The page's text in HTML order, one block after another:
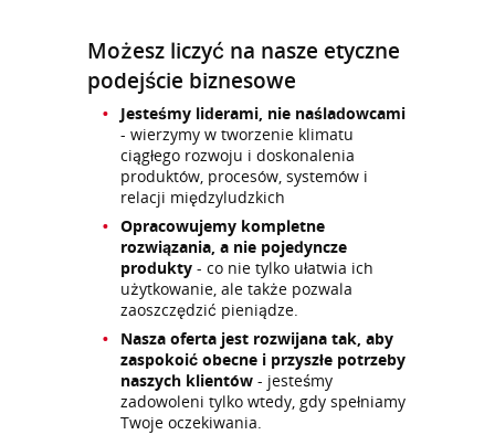
Możesz liczyć na nasze etyczne
podejście biznesowe
Jesteśmy liderami, nie naśladowcami
- wierzymy w tworzenie klimatu
ciągłego rozwoju i doskonalenia
produktów, procesów, systemów i
relacji międzyludzkich
Opracowujemy kompletne
rozwiązania, a nie pojedyncze
produkty - co nie tylko ułatwia ich
użytkowanie, ale także pozwala
zaoszczędzić pieniądze.
Nasza oferta jest rozwijana tak, aby
zaspokoić obecne i przyszłe potrzeby
naszych klientów - jesteśmy
zadowoleni tylko wtedy, gdy spełniamy
Twoje oczekiwania.